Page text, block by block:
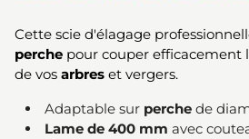
Cette scie d'élagage
perche pour couper efficacement
de vos arbres et vergers.
Adaptable sur perche de
Lame de 400 mm avec